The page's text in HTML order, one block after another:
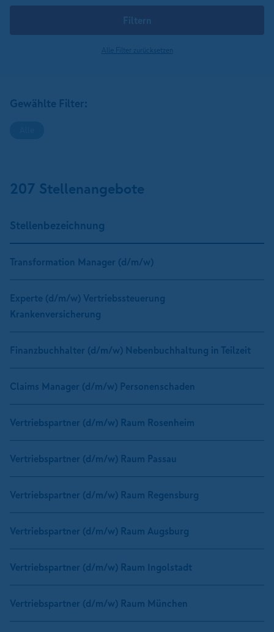
Filtern
Alle Filter zurücksetzen
Gewählte Filter:
207 Stellenangebote
Stellen­bezeichnung
Transformation Manager (d/m/w)
Experte (d/m/w) Vertriebssteuerung
Krankenversicherung
Finanzbuchhalter (d/m/w) Nebenbuchhaltung in Teilzeit
Claims Manager (d/m/w) Personenschaden
Vertriebspartner (d/m/w) Raum Rosenheim
Vertriebspartner (d/m/w) Raum Passau
Vertriebspartner (d/m/w) Raum Regensburg
Vertriebspartner (d/m/w) Raum Augsburg
Vertriebspartner (d/m/w) Raum Ingolstadt
Vertriebspartner (d/m/w) Raum München